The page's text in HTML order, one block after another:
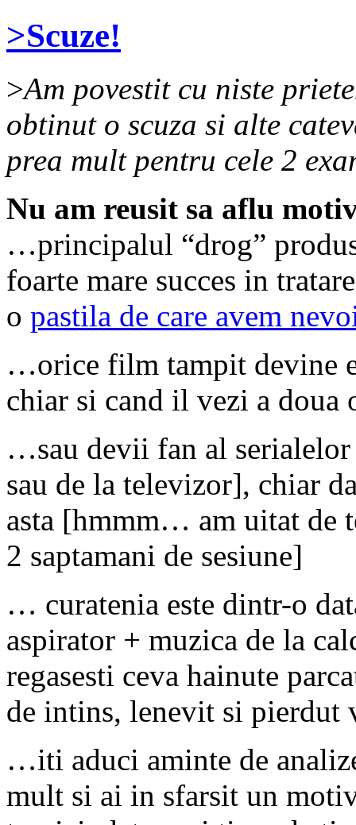
>Scuze!
>Am povestit cu niste
obtinut o scuza si alte
prea multpentru cele 2
Nu am reusit sa aflu
…principalul “drog”
foarte mare succes in
o pastila de care avem
…orice film tampit devine
chiar si cand il vezi a doua
…sau devii fan al
sau de la televizor], chiar
asta [hmmm… am uitat de
2 saptamani de sesiune]
… curatenia este dintr-o
aspirator + muzica de la
regasesti ceva hainute
de intins, lenevit si pierdut
…iti aduci aminte de
mult si ai in sfarsit un